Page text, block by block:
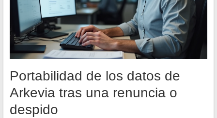
Portabilidad de los datos de
Arkevia tras una renuncia o
despido